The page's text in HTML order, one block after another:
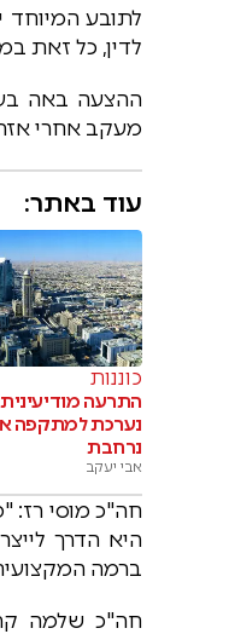
לתובע המיוחד
לדין, כל זאת
ההצעה באה
מעקב אחרי
עוד באתר:
כוננות
התרעה
נערכת למתקפה
נרחבת
אבי יעקב
היא הדרך
ברמה
חה"כ שלמה